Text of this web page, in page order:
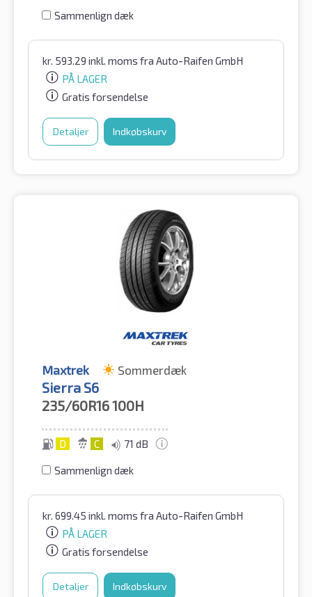
Sammenlign dæk
kr. 593.29 inkl. moms fra Auto-Raifen GmbH
PÅ LAGER
Gratis forsendelse
Detaljer Indkøbskurv
Maxtrek Sommerdæk
Sierra S6
235/60R16100H
D C 71 dB
Sammenlign dæk
kr. 699.45 inkl. moms fra Auto-Raifen GmbH
PÅ LAGER
Gratis forsendelse
Detaljer Indkøbskurv